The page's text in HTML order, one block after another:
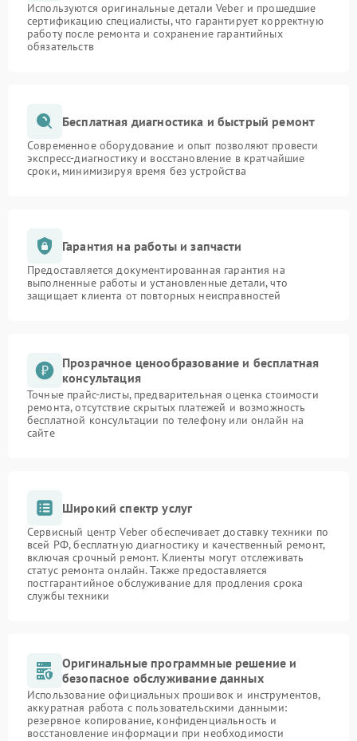
Используются оригинальные детали Veber и прошедшие
сертификацию специалисты, что гарантирует корректную
работу после ремонта и сохранение гарантийных
обязательств
Бесплатная диагностика и быстрый ремонт
Современное оборудование и опыт позволяют провести
экспресс-диагностику и восстановление в кратчайшие
сроки, минимизируя время без устройства
Гарантия на работы и запчасти
Предоставляется документированная гарантия на
выполненные работы и установленные детали, что
защищает клиента от повторных неисправностей
Прозрачное ценообразование и бесплатная
консультация
Точные прайс-листы, предварительная оценка стоимости
ремонта, отсутствие скрытых платежей и возможность
бесплатной консультации по телефону или онлайн на
сайте
Широкий спектр услуг
Сервисный центр Veber обеспечивает доставку техники по
всей РФ, бесплатную диагностику и качественный ремонт,
включая срочный ремонт. Клиенты могут отслеживать
статус ремонта онлайн. Также предоставляется
постгарантийное обслуживание для продления срока
службы техники
Оригинальные программные решение и
безопасное обслуживание данных
Использование официальных прошивок и инструментов,
аккуратная работа с пользовательскими данными:
резервное копирование, конфиденциальность и
восстановление информации при необходимости